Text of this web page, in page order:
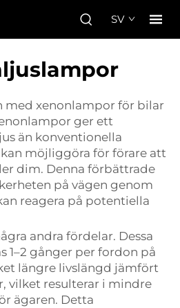
SV
med xenonlampor för bilar
ger ett
än konventionella
möjliggöra för förare att
dim. Denna förbättrade
på vägen genom
reagera på potentiella
andra fördelar. Dessa
1–2 gånger per fordon på
längre livslängd jämfört
vilket resulterar i mindre
ägaren. Detta